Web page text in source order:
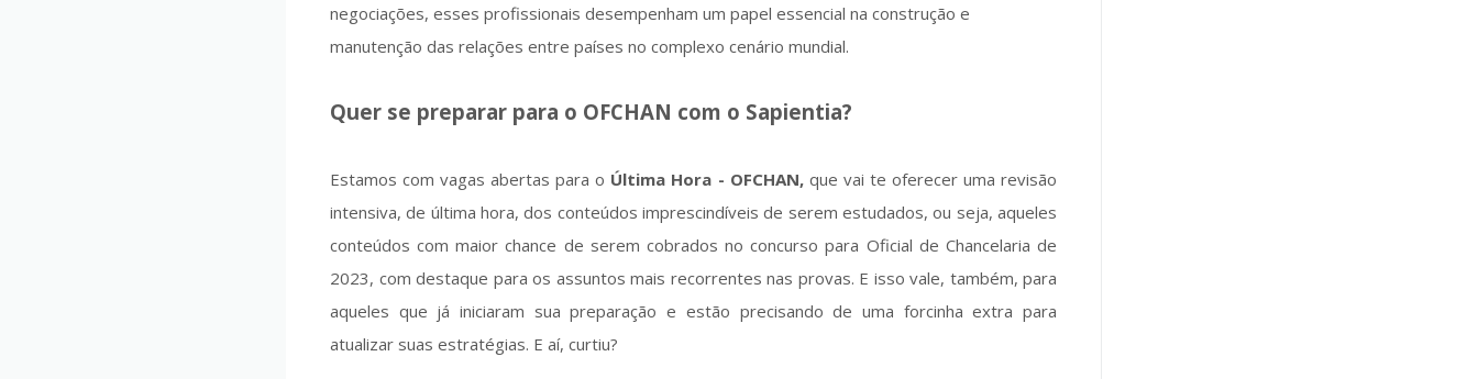
negociações, esses profissionais desempenham um papel essencial na construção e
manutenção das relações entre países no complexo cenário mundial.
Quer se preparar para o OFCHAN com o Sapientia?
Estamos com vagas abertas para o Última Hora - OFCHAN,que vai te oferecer uma revisão
intensiva, de última hora, dos conteúdos imprescindíveis de serem estudados, ou seja, aqueles
conteúdos com maior chance de serem cobrados no concurso para Oficial de Chancelaria de
2023, com destaque para os assuntos mais recorrentes nas provas. E isso vale, também, para
aqueles que já iniciaram sua preparação e estão precisando de uma forcinha extra para
atualizar suas estratégias. E aí, curtiu?